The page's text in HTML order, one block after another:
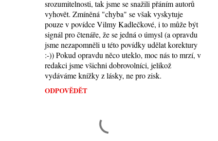
srozumitelnosti, tak jsme se snažili přáním autorů
vyhovět. Zmíněná "chyba" se však vyskytuje
pouze v povídce Vilmy Kadlečkové, i to může být
signál pro čtenáře, že se jedná o úmysl (a opravdu
jsme nezapomněli u této povídky udělat korektury
:-)) Pokud opravdu něco uteklo, moc nás to mrzí, v
redakci jsme všichni dobrovolníci, jelikož
vydáváme knížky z lásky, ne pro zisk.
ODPOVĚDĚT